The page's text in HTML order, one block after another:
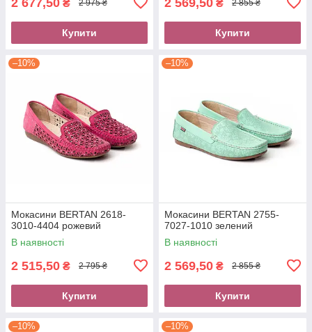
₴ 2 975 ₴
Купити
₴ 2 855 ₴
Купити
–10%
Мокасини BERTAN 2618-
3010-4404 рожевий
В наявності
2 515,50 ₴ 2 795 ₴
Купити
–10%
Мокасини BERTAN 2755-
7027-1010 зелений
В наявності
2 569,50 ₴ 2 855 ₴
Купити
–10% –10%